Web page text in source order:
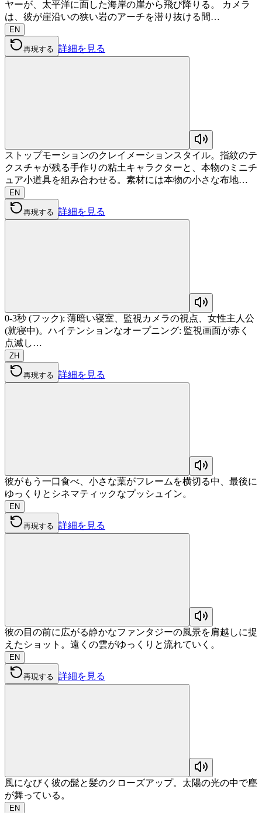
ヤーが、太平洋に面した海岸の崖から飛び降りる。 カメラ
は、彼が崖沿いの狭い岩のアーチを潜り抜ける間…
EN
再現する 詳細を見る
ストップモーションのクレイメーションスタイル。指紋のテ
クスチャが残る手作りの粘土キャラクターと、本物のミニチ
ュア小道具を組み合わせる。素材には本物の小さな布地…
EN
再現する 詳細を見る
0-3秒 (フック): 薄暗い寝室、監視カメラの視点、女性主人公
(就寝中)。ハイテンションなオープニング: 監視画面が赤く
点滅し…
ZH
再現する 詳細を見る
彼がもう一口食べ、小さな葉がフレームを横切る中、最後に
ゆっくりとシネマティックなプッシュイン。
EN
再現する 詳細を見る
彼の目の前に広がる静かなファンタジーの風景を肩越しに捉
えたショット。遠くの雲がゆっくりと流れていく。
EN
再現する 詳細を見る
風になびく彼の髭と髪のクローズアップ。太陽の光の中で塵
が舞っている。
EN